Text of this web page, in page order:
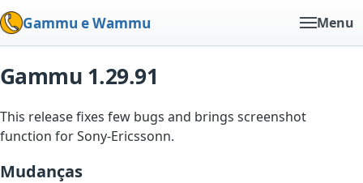
Gammu e Wammu Menu
Gammu 1.29.91
This release fixes few bugs and brings screenshot
function for Sony-Ericssonn.
Mudanças